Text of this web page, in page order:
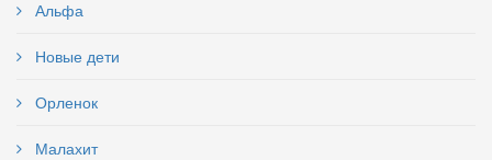
Альфа
Новые дети
Орленок
Малахит